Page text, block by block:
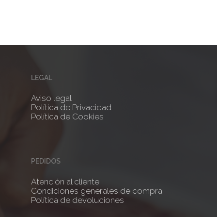
LEGAL
Aviso legal
Política de Privacidad
Política de Cookies
PEDIDOS
Atención al cliente
Condiciones generales de compra
Política de devoluciones